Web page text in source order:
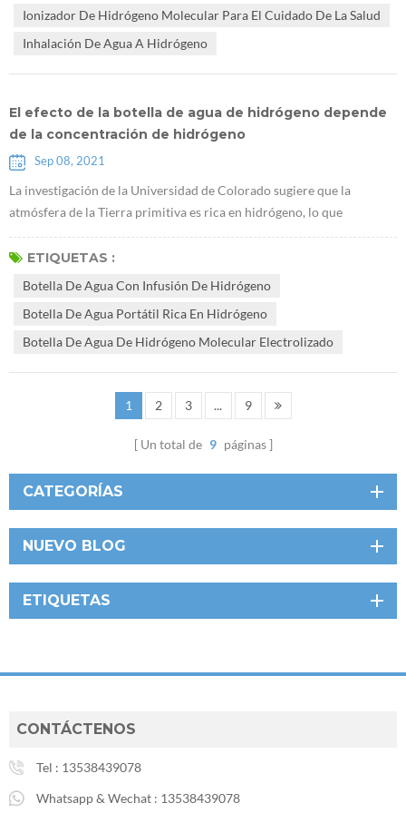
naci...
Ionizador De Hidrógeno Molecular Para El Cuidado De La Salud
Inhalación De Agua A Hidrógeno
El efecto de la botella de agua de hidrógeno depende
de la concentración de hidrógeno
Sep 08, 2021
La investigación de la Universidad de Colorado sugiere que la
atmósfera de la Tierra primitiva es rica en hidrógeno, lo que
promueve el origen de la vida "Un estudio de CU muestra que la
atmósfera de la Tierra primitiva es rica en hidrógeno, favorable para
infusión de ...
ETIQUETAS :
Botella De Agua Con Infusión De Hidrógeno
Botella De Agua Portátil Rica En Hidrógeno
Botella De Agua De Hidrógeno Molecular Electrolizado
1 2 3 ... 9
Un total de 9 páginas
CATEGORÍAS
NUEVO BLOG
ETIQUETAS
CONTÁCTENOS
Tel : 13538439078
Whatsapp & Wechat : 13538439078